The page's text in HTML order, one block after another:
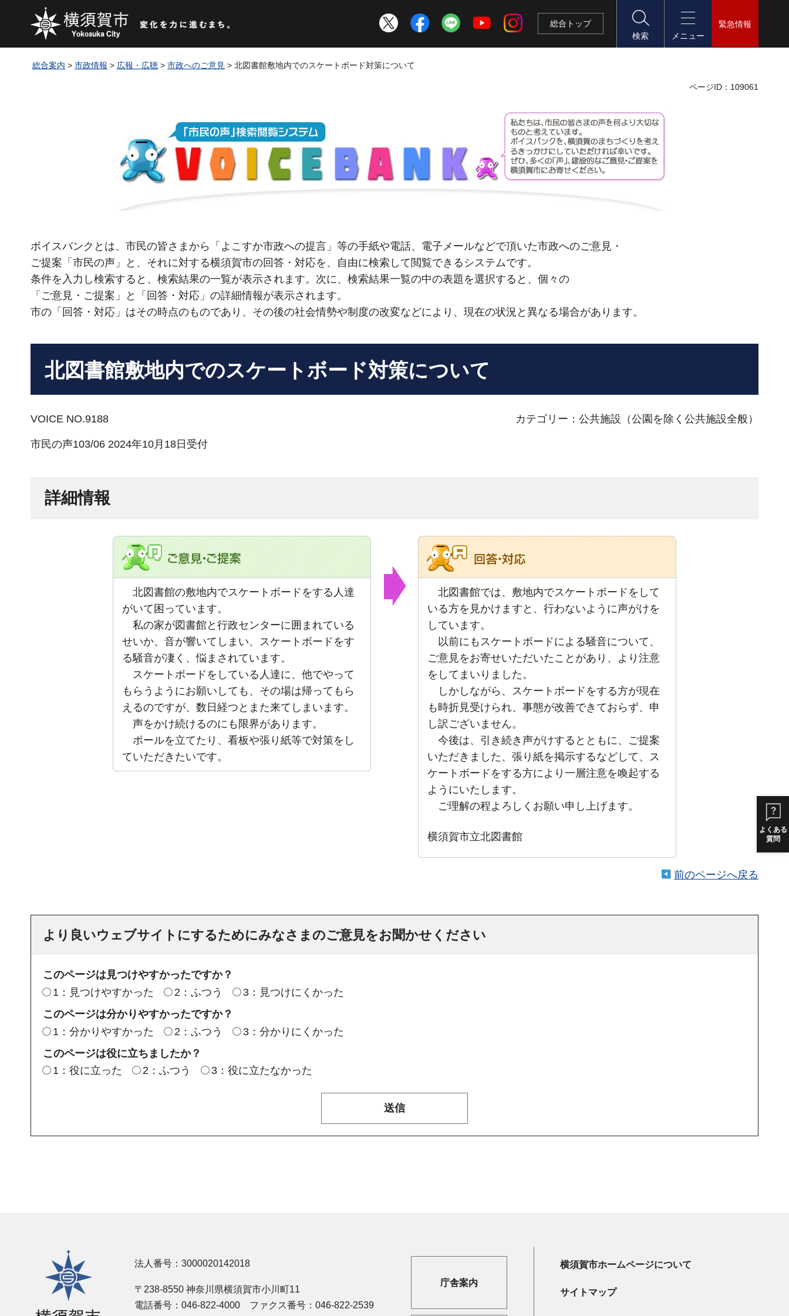
総合 トップ
検索
メニュー
緊急情報
よくある
質問
総合案内 > 市政情報 > 広報・広聴 > 市政へのご意見 > 北図書館敷地内でのスケートボード対策について
ページID：109061
ボイスバンクとは、市民の皆さまから「よこすか市政への提言」等の手紙や電話、電子メールなどで頂いた市政へのご意見・
ご提案「市民の声」と、それに対する横須賀市の回答・対応を、自由に検索して閲覧できるシステムです。
条件を入力し検索すると、検索結果の一覧が表示されます。次に、検索結果一覧の中の表題を選択すると、個々の
「ご意見・ご提案」と「回答・対応」の詳細情報が表示されます。
市の「回答・対応」はその時点のものであり、その後の社会情勢や制度の改変などにより、現在の状況と異なる場合があります。
北図書館敷地内でのスケートボード対策について
VOICE NO.9188 カテゴリー：公共施設（公園を除く公共施設全般）
市民の声103/06 2024年10月18日受付
詳細情報
北図書館の敷地内でスケートボードをする人達
がいて困っています。
私の家が図書館と行政センターに囲まれている
せいか、音が響いてしまい、スケートボードをす
る騒音が凄く、悩まされています。
スケートボードをしている人達に、他でやって
もらうようにお願いしても、その場は帰ってもら
えるのですが、数日経つとまた来てしまいます。
声をかけ続けるのにも限界があります。
ポールを立てたり、看板や張り紙等で対策をし
ていただきたいです。
北図書館では、敷地内でスケートボードをして
いる方を見かけますと、行わないように声がけを
しています。
以前にもスケートボードによる騒音について、
ご意見をお寄せいただいたことがあり、より注意
をしてまいりました。
しかしながら、スケートボードをする方が現在
も時折見受けられ、事態が改善できておらず、申
し訳ございません。
今後は、引き続き声がけするとともに、ご提案
いただきました、張り紙を掲示するなどして、ス
ケートボードをする方により一層注意を喚起する
ようにいたします。
ご理解の程よろしくお願い申し上げます。
横須賀市立北図書館
前のページへ戻る
より良いウェブサイトにするためにみなさまのご意見をお聞かせください
このページは見つけやすかったですか？
1：見つけやすかった
2：ふつう
3：見つけにくかった
このページは分かりやすかったですか？
1：分かりやすかった
2：ふつう
3：分かりにくかった
このページは役に立ちましたか？
1：役に立った
2：ふつう 3：役に立たなかった
横須賀市 法人番号：3000020142018
〒238-8550 神奈川県横須賀市小川町11
電話番号：046-822-4000 ファクス番号：046-822-2539
庁舎案内
横須賀市ホームページについて
サイトマップ